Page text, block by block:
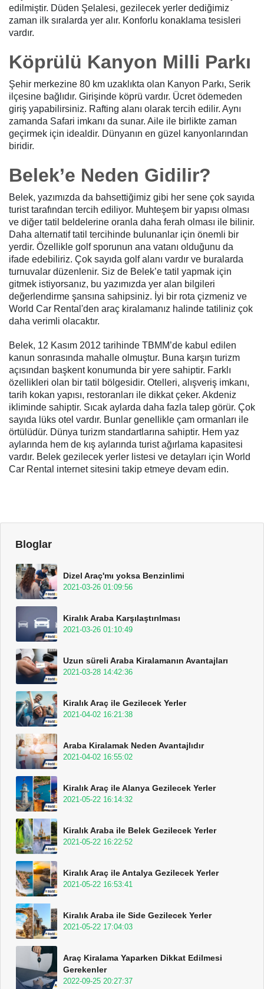
edilmiştir. Düden Şelalesi, gezilecek yerler dediğimiz
zaman ilk sıralarda yer alır. Konforlu konaklama tesisleri
vardır.
Köprülü Kanyon Milli Parkı
Şehir merkezine 80 km uzaklıkta olan Kanyon Parkı, Serik
ilçesine bağlıdır. Girişinde köprü vardır. Ücret ödemeden
giriş yapabilirsiniz. Rafting alanı olarak tercih edilir. Aynı
zamanda Safari imkanı da sunar. Aile ile birlikte zaman
geçirmek için idealdir. Dünyanın en güzel kanyonlarından
biridir.
Belek’e Neden Gidilir?
Belek, yazımızda da bahsettiğimiz gibi her sene çok sayıda
turist tarafından tercih ediliyor. Muhteşem bir yapısı olması
ve diğer tatil beldelerine oranla daha ferah olması ile bilinir.
Daha alternatif tatil tercihinde bulunanlar için önemli bir
yerdir. Özellikle golf sporunun ana vatanı olduğunu da
ifade edebiliriz. Çok sayıda golf alanı vardır ve buralarda
turnuvalar düzenlenir. Siz de Belek’e tatil yapmak için
gitmek istiyorsanız, bu yazımızda yer alan bilgileri
değerlendirme şansına sahipsiniz. İyi bir rota çizmeniz ve
World Car Rental'den araç kiralamanız halinde tatiliniz çok
daha verimli olacaktır.
Belek, 12 Kasım 2012 tarihinde TBMM’de kabul edilen
kanun sonrasında mahalle olmuştur. Buna karşın turizm
açısından başkent konumunda bir yere sahiptir. Farklı
özellikleri olan bir tatil bölgesidir. Otelleri, alışveriş imkanı,
tarih kokan yapısı, restoranları ile dikkat çeker. Akdeniz
ikliminde sahiptir. Sıcak aylarda daha fazla talep görür. Çok
sayıda lüks otel vardır. Bunlar genellikle çam ormanları ile
örtülüdür. Dünya turizm standartlarına sahiptir. Hem yaz
aylarında hem de kış aylarında turist ağırlama kapasitesi
vardır. Belek gezilecek yerler listesi ve detayları için World
Car Rental internet sitesini takip etmeye devam edin.
Bloglar
Dizel Araç'mı yoksa Benzinlimi
2021-03-26 01:09:56
Kiralık Araba Karşılaştırılması
2021-03-26 01:10:49
Uzun süreli Araba Kiralamanın Avantajları
2021-03-28 14:42:36
Kiralık Araç ile Gezilecek Yerler
2021-04-02 16:21:38
Araba Kiralamak Neden Avantajlıdır
2021-04-02 16:55:02
Kiralık Araç ile Alanya Gezilecek Yerler
2021-05-22 16:14:32
Kiralık Araba ile Belek Gezilecek Yerler
2021-05-22 16:22:52
Kiralık Araç ile Antalya Gezilecek Yerler
2021-05-22 16:53:41
Kiralık Araba ile Side Gezilecek Yerler
2021-05-22 17:04:03
Araç Kiralama Yaparken Dikkat Edilmesi
Gerekenler
2022-09-25 20:27:37